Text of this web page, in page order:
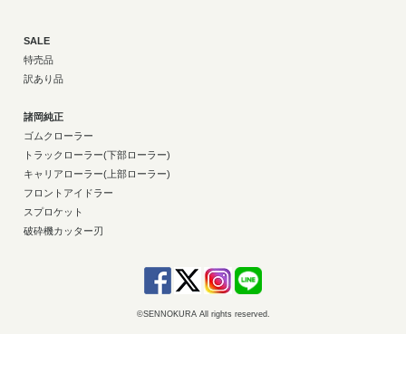
SALE
特売品
訳あり品
諸岡純正
ゴムクローラー
トラックローラー(下部ローラー)
キャリアローラー(上部ローラー)
フロントアイドラー
スプロケット
破砕機カッター刃
©SENNOKURA All rights reserved.